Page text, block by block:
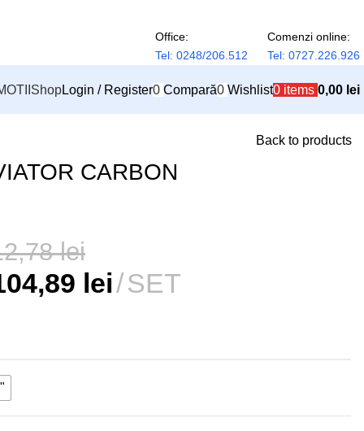
Office:
Tel: 0248/206.512
Comenzi online:
Tel: 0727.226.926
ShopLogin / Register0 Compară0 Wishlist0 items 0,00 lei
Back to products
CARBON
lei
lei SET